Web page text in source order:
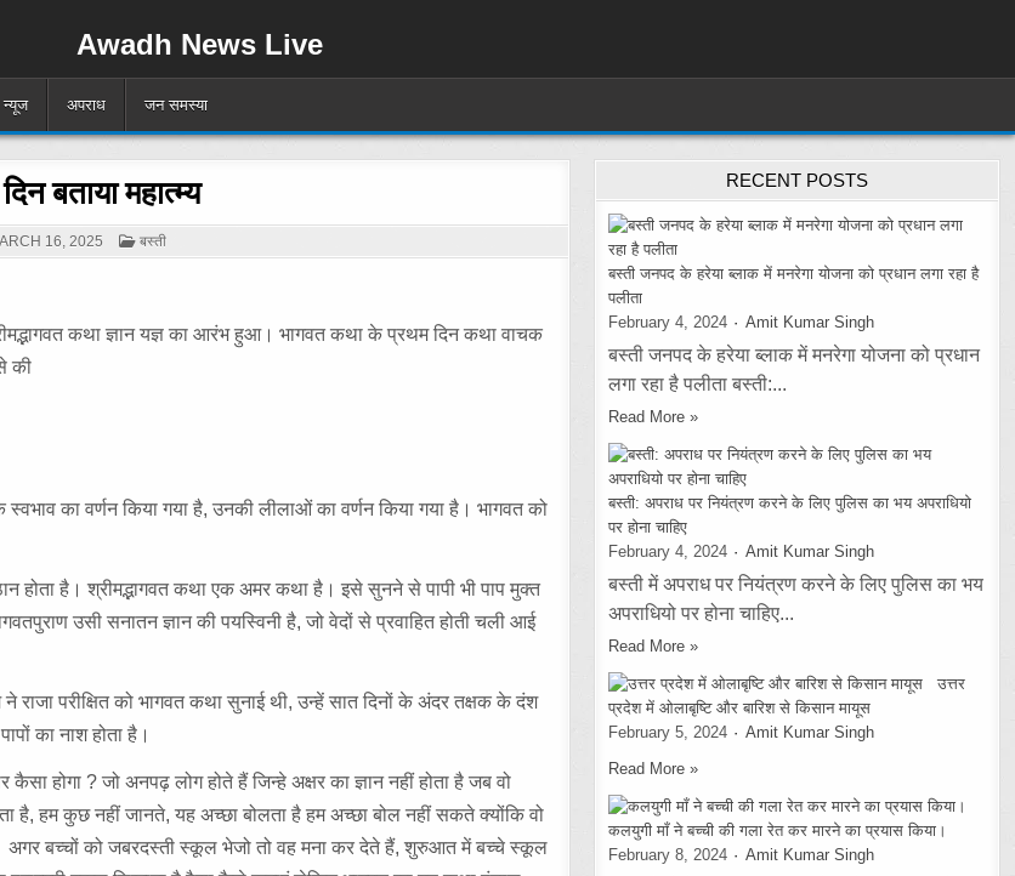
Awadh News Live
अपराध जन समस्या
बताया महात्म्य
16, 2025
POSTED
IN
बस्ती
कथा ज्ञान यज्ञ का आरंभ हुआ। भागवत कथा के प्रथम दिन कथा वाचक
की
का वर्णन किया गया है, उनकी लीलाओं का वर्णन किया गया है। भागवत को
होता है। श्रीमद्भागवत कथा एक अमर कथा है। इसे सुनने से पापी भी पाप मुक्त
उसी सनातन ज्ञान की पयस्विनी है, जो वेदों से प्रवाहित होती चली आई
राजा परीक्षित को भागवत कथा सुनाई थी, उन्हें सात दिनों के अंदर तक्षक के दंश
का नाश होता है।
कैसा होगा ? जो अनपढ़ लोग होते हैं जिन्हे अक्षर का ज्ञान नहीं होता है जब वो
है, हम कुछ नहीं जानते, यह अच्छा बोलता है हम अच्छा बोल नहीं सकते क्योंकि वो
अगर बच्चों को जबरदस्ती स्कूल भेजो तो वह मना कर देते हैं, शुरुआत में बच्चे स्कूल
RECENT POSTS
बस्ती जनपद के हरेया ब्लाक में मनरेगा योजना को प्रधान लगा रहा है
पलीता
February 4, 2024
Amit Kumar Singh
बस्ती जनपद के हरेया ब्लाक में मनरेगा योजना को प्रधान
लगा रहा है पलीता बस्ती:...
Read More »
बस्ती: अपराध पर नियंत्रण करने के लिए पुलिस का भय अपराधियो
पर होना चाहिए
February 4, 2024
Amit Kumar Singh
बस्ती में अपराध पर नियंत्रण करने के लिए पुलिस का भय
अपराधियो पर होना चाहिए...
Read More »
उत्तर
प्रदेश में ओलाबृष्टि और बारिश से किसान मायूस
February 5, 2024
Amit Kumar Singh
Read More »
कलयुगी माँ ने बच्ची की गला रेत कर मारने का प्रयास किया।
February 8, 2024
Amit Kumar Singh